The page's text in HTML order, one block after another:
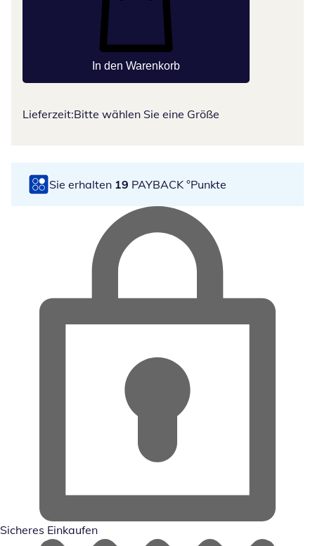
In den Warenkorb
Lieferzeit:Bitte wählen Sie eine Größe
Sie erhalten 19 PAYBACK °Punkte
Sicheres Einkaufen